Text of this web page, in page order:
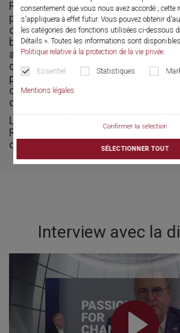
consentement que vous nous avez accordé ; cette
s'appliquera à effet futur. Vous pouvez obtenir
les catégories des fonctions utilisées ci-dessous
Détails ». Toutes les informations sont
Politique relative à la protection de la vie privée.
Essentiel Statistiques
Mentions légales
Confirmer la sélection
SÉLECTIONNER TOUT
Rétrospectivement, comment y
parvenus ? Pour les 75 ans de
on peut établir une constante claire
beaucoup de changements. Tous
aux nouveaux défis, à l'innovation
constante et à la croissance
passion à s’améliorer et voir l’avenir
optimisme : telles sont les valeurs
de l'entreprise.
Le slogan
« Passion for change »
Richard Wolf GmbH vaut aussi bien
que pour l’avenir de l’entreprise.
Interview avec la